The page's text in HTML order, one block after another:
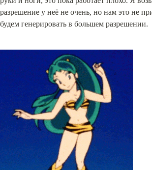
разрешение у неё не очень, но нам это не
будем генерировать в большем разрешении.